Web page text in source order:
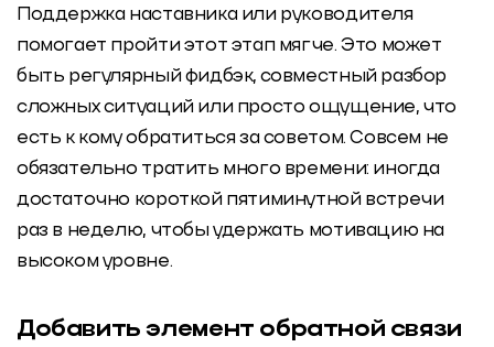
Поддержка наставника или руководителя
помогает пройти этот этап мягче. Это может
быть регулярный фидбэк, совместный разбор
сложных ситуаций или просто ощущение, что
есть к кому обратиться за советом. Совсем не
обязательно тратить много времени: иногда
достаточно короткой пятиминутной встречи
раз в неделю, чтобы удержать мотивацию на
высоком уровне.
Добавить элемент обратной связи